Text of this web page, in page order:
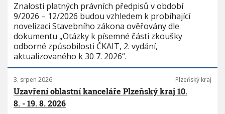
Znalosti platných právních předpisů v období
9/2026 – 12/2026 budou vzhledem k probíhající
novelizaci Stavebního zákona ověřovány dle
dokumentu „Otázky k písemné části zkoušky
odborné způsobilosti ČKAIT, 2. vydání,
aktualizovaného k 30 7. 2026“.
3. srpen 2026 Plzeňský kraj
Uzavření oblastní kanceláře Plzeňský kraj 10.
8. - 19. 8. 2026